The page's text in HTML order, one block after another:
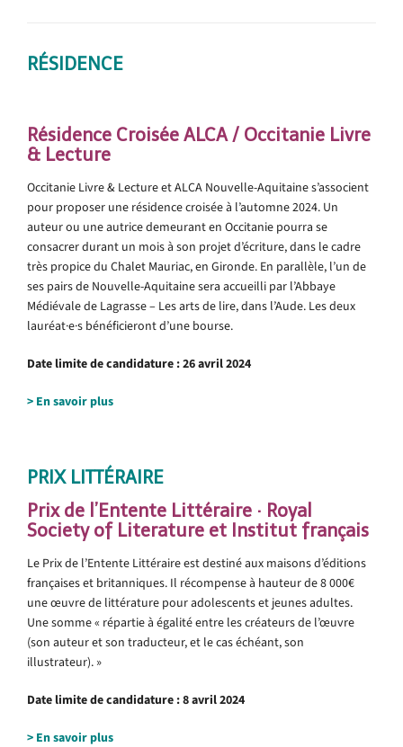
RÉSIDENCE
Résidence Croisée ALCA / Occitanie Livre
& Lecture
Occitanie Livre & Lecture et ALCA Nouvelle-Aquitaine s’associent
pour proposer une résidence croisée à l’automne 2024. Un
auteur ou une autrice demeurant en Occitanie pourra se
consacrer durant un mois à son projet d’écriture, dans le cadre
très propice du Chalet Mauriac, en Gironde. En parallèle, l’un de
ses pairs de Nouvelle-Aquitaine sera accueilli par l’Abbaye
Médiévale de Lagrasse – Les arts de lire, dans l’Aude. Les deux
lauréat·e·s bénéficieront d’une bourse.
Date limite de candidature : 26 avril 2024
> En savoir plus
PRIX LITTÉRAIRE
Prix de l’Entente Littéraire · Royal
Society of Literature et Institut français
Le Prix de l’Entente Littéraire est destiné aux maisons d’éditions
françaises et britanniques. Il récompense à hauteur de 8 000€
une œuvre de littérature pour adolescents et jeunes adultes.
Une somme « répartie à égalité entre les créateurs de l’œuvre
(son auteur et son traducteur, et le cas échéant, son
illustrateur). »
Date limite de candidature : 8 avril 2024
> En savoir plus